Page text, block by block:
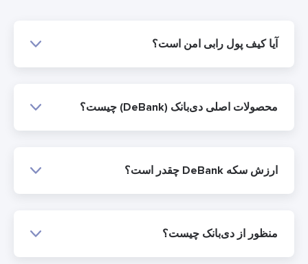
آیا کیف پول رابی امن است؟
محصولات اصلی دی‌بانک (DeBank) چیست؟
ارزش سکه DeBank چقدر است؟
منظور از دی‌بانک چیست؟